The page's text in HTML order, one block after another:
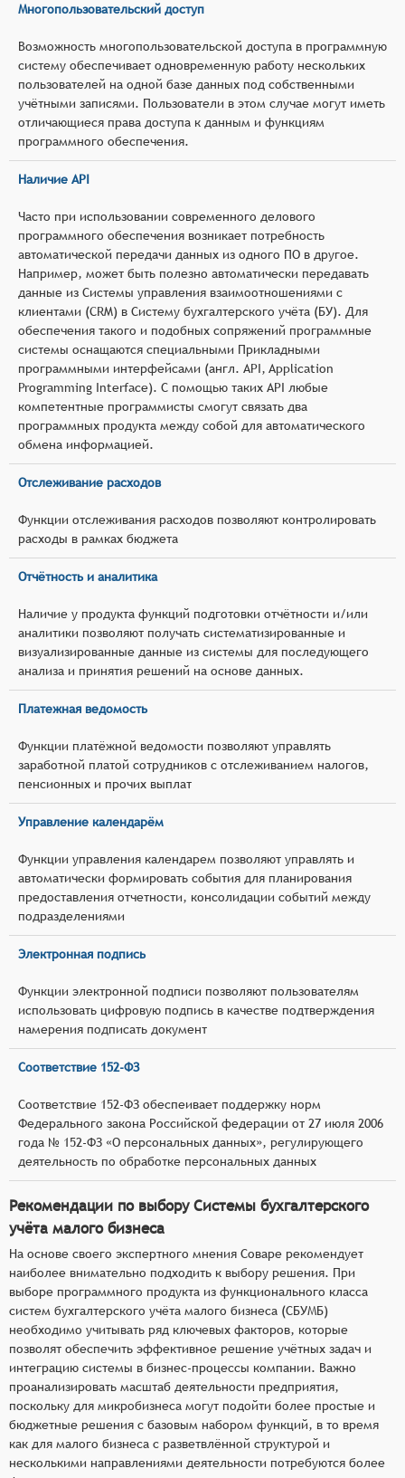
Многопользовательский доступ
Возможность многопользовательской доступа в программную
систему обеспечивает одновременную работу нескольких
пользователей на одной базе данных под собственными
учётными записями. Пользователи в этом случае могут иметь
отличающиеся права доступа к данным и функциям
программного обеспечения.
Наличие API
Часто при использовании современного делового
программного обеспечения возникает потребность
автоматической передачи данных из одного ПО в другое.
Например, может быть полезно автоматически передавать
данные из Системы управления взаимоотношениями с
клиентами (CRM) в Систему бухгалтерского учёта (БУ). Для
обеспечения такого и подобных сопряжений программные
системы оснащаются специальными Прикладными
программными интерфейсами (англ. API, Application
Programming Interface). С помощью таких API любые
компетентные программисты смогут связать два
программных продукта между собой для автоматического
обмена информацией.
Отслеживание расходов
Функции отслеживания расходов позволяют контролировать
расходы в рамках бюджета
Отчётность и аналитика
Наличие у продукта функций подготовки отчётности и/или
аналитики позволяют получать систематизированные и
визуализированные данные из системы для последующего
анализа и принятия решений на основе данных.
Платежная ведомость
Функции платёжной ведомости позволяют управлять
заработной платой сотрудников с отслеживанием налогов,
пенсионных и прочих выплат
Управление календарём
Функции управления календарем позволяют управлять и
автоматически формировать события для планирования
предоставления отчетности, консолидации событий между
подразделениями
Электронная подпись
Функции электронной подписи позволяют пользователям
использовать цифровую подпись в качестве подтверждения
намерения подписать документ
Соответствие 152-ФЗ
Соответствие 152-ФЗ обеспеивает поддержку норм
Федерального закона Российской федерации от 27 июля 2006
года № 152-ФЗ «О персональных данных», регулирующего
деятельность по обработке персональных данных
Рекомендации по выбору Системы бухгалтерского
учёта малого бизнеса
На основе своего экспертного мнения Соваре рекомендует
наиболее внимательно подходить к выбору решения. При
выборе программного продукта из функционального класса
систем бухгалтерского учёта малого бизнеса (СБУМБ)
необходимо учитывать ряд ключевых факторов, которые
позволят обеспечить эффективное решение учётных задач и
интеграцию системы в бизнес-процессы компании. Важно
проанализировать масштаб деятельности предприятия,
поскольку для микробизнеса могут подойти более простые и
бюджетные решения с базовым набором функций, в то время
как для малого бизнеса с разветвлённой структурой и
несколькими направлениями деятельности потребуются более